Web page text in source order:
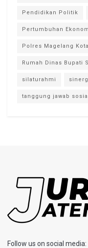
Pendidikan Politik
Pertumbuhan
Polres Magelang Kota
Rumah Dinas Bupati
silaturahmi
tanggung jawab sosial
Follow us on social media: